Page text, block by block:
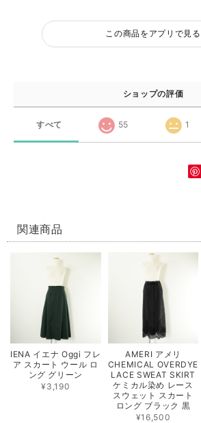
この商品をアプリで見る
ショップの評価
すべて 55 1
関連商品
IENA イエナ Oggi フレ
ア スカート ウール ロ
ング グリーン
¥3,190
AMERI アメリ
CHEMICAL OVERDYE
LACE SWEAT SKIRT
ケミカル染め レース
スウェット スカート
ロング ブラック 黒
¥16,500